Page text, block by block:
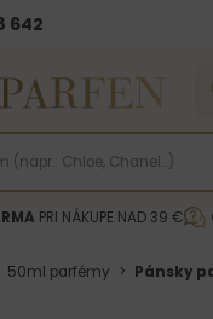
642‬
PRI NÁKUPE NAD 39 €
50ml parfémy > Pánsky